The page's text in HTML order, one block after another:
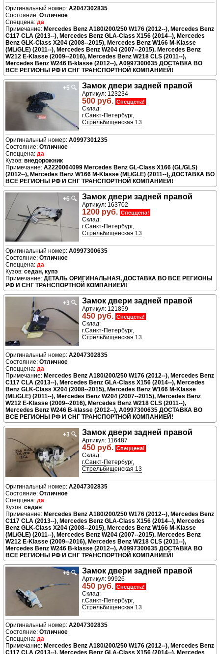
A2047302835
Отличное
да
Mercedes Benz A180/200/250 W176 (2012--), Mercedes Benz
C117 CLA (2013--), Mercedes Benz GLA-Class X156 (2014--), Mercedes
Benz GLK-Class X204 (2008--2015), Mercedes Benz W166 M-Klasse
(ML/GLE) (2011--), Mercedes Benz W204 (2007--2015), Mercedes Benz
W212 E-Klasse (2009--2016), Mercedes Benz W218 CLS (2011--),
Mercedes Benz W246 B-klasse (2012--), A0997300635 ДОСТАВКА ВО
ВСЕ РЕГИОНЫ РФ И СНГ ТРАНСПОРТНОЙ КОМПАНИЕЙ!
+5 🔍 Замок двери задней правой
Артикул: 123234
500 руб. Спеццена!
Склад:
г.Санкт-Петербург,
Стрельбищенская 13
A0997301235
Отличное
да
внедорожник
A2220064099 Mercedes Benz GL-Class X166 (GL/GLS)
(2012--), Mercedes Benz W166 M-Klasse (ML/GLE) (2011--), ДОСТАВКА ВО
ВСЕ РЕГИОНЫ РФ И СНГ ТРАНСПОРТНОЙ КОМПАНИЕЙ!
+6 🔍 Замок двери задней правой
Артикул: 163702
1200 руб. Спеццена!
Склад:
г.Санкт-Петербург,
Стрельбищенская 13
A0997300635
Отличное
да
седан, купэ
ДЕТАЛЬ ОРИГИНАЛЬНАЯ, ДОСТАВКА ВО ВСЕ РЕГИОНЫ
РФ И СНГ ТРАНСПОРТНОЙ КОМПАНИЕЙ!
+3 🔍 Замок двери задней правой
Артикул: 121859
450 руб. Спеццена!
Склад:
г.Санкт-Петербург,
Стрельбищенская 13
A2047302835
Отличное
да
Mercedes Benz A180/200/250 W176 (2012--), Mercedes Benz
C117 CLA (2013--), Mercedes Benz GLA-Class X156 (2014--), Mercedes
Benz GLK-Class X204 (2008--2015), Mercedes Benz W166 M-Klasse
(ML/GLE) (2011--), Mercedes Benz W204 (2007--2015), Mercedes Benz
W212 E-Klasse (2009--2016), Mercedes Benz W218 CLS (2011--),
Mercedes Benz W246 B-klasse (2012--), A0997300635 ДОСТАВКА ВО
ВСЕ РЕГИОНЫ РФ И СНГ ТРАНСПОРТНОЙ КОМПАНИЕЙ!
+3 🔍 Замок двери задней правой
Артикул: 116487
450 руб. Спеццена!
Склад:
г.Санкт-Петербург,
Стрельбищенская 13
A2047302835
Отличное
да
седан
Mercedes Benz A180/200/250 W176 (2012--), Mercedes Benz
C117 CLA (2013--), Mercedes Benz GLA-Class X156 (2014--), Mercedes
Benz GLK-Class X204 (2008--2015), Mercedes Benz W166 M-Klasse
(ML/GLE) (2011--), Mercedes Benz W204 (2007--2015), Mercedes Benz
W212 E-Klasse (2009--2016), Mercedes Benz W218 CLS (2011--),
Mercedes Benz W246 B-klasse (2012--), A0997300635 ДОСТАВКА ВО
ВСЕ РЕГИОНЫ РФ И СНГ ТРАНСПОРТНОЙ КОМПАНИЕЙ!
+6🔍 Замок двери задней правой
Артикул: 99926
450 руб. Спеццена!
Склад:
г.Санкт-Петербург,
Стрельбищенская 13
A2047302835
Отличное
да
Mercedes Benz A180/200/250 W176 (2012--), Mercedes Benz